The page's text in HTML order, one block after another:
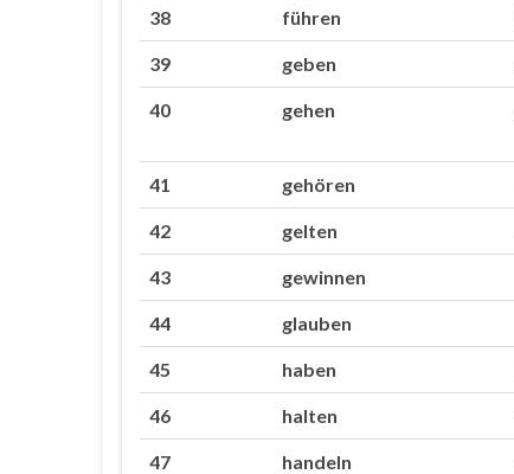
38 führen
39 geben
40 gehen
41 gehören
42 gelten
43 gewinnen
44 glauben
45 haben
46 halten
47 handeln